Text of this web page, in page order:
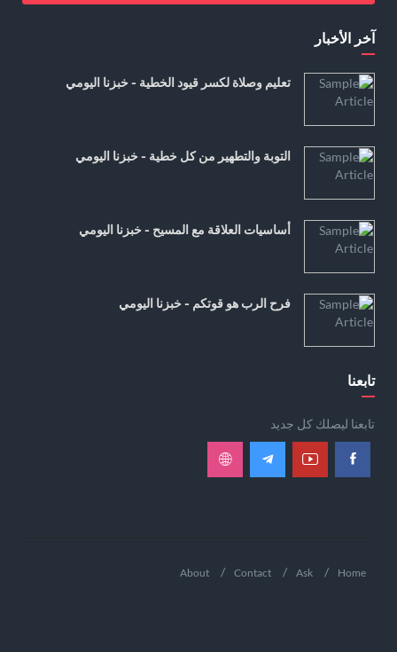
آخر الأخبار
تعليم وصلاة لكسر قيود الخطية - خبزنا اليومي
التوبة والتطهير من كل خطية - خبزنا اليومي
أساسيات العلاقة مع المسيح - خبزنا اليومي
فرح الرب هو قوتكم - خبزنا اليومي
تابعنا
تابعنا ليصلك كل جديد
Home
Ask
Contact
About